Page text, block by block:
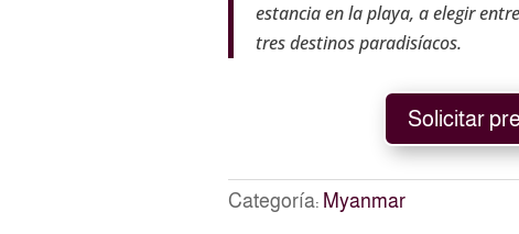
estancia en la playa, a elegir
tres destinos paradisíacos.
Solicitar
Categoría: Myanmar